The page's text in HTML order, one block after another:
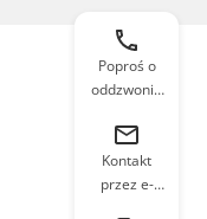
Poproś o
oddzwonie
Kontakt
przez e-